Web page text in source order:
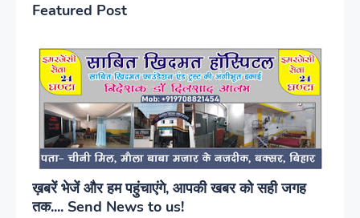
Featured Post
ख़बरें भेजें और हम पहुंचाएंगे, आपकी खबर को सही जगह
तक.... Send News to us!